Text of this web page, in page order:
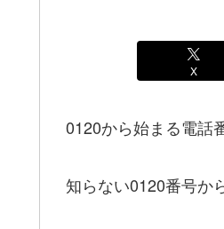
X
0120から始まる電話
知らない0120番号か